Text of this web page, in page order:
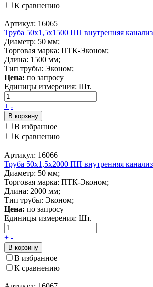
К сравнению
Артикул: 16065
Труба 50x1,5x1500 ПП внутренняя
Диаметр: 50 мм;
Торговая марка: ПТК-Эконом;
Длина: 1500 мм;
Тип трубы: Эконом;
Цена: по запросу
Единицы измерения: Шт.
+ -
В корзину
В избранное
К сравнению
Артикул: 16066
Труба 50x1,5x2000 ПП внутренняя
Диаметр: 50 мм;
Торговая марка: ПТК-Эконом;
Длина: 2000 мм;
Тип трубы: Эконом;
Цена: по запросу
Единицы измерения: Шт.
+ -
В корзину
В избранное
К сравнению